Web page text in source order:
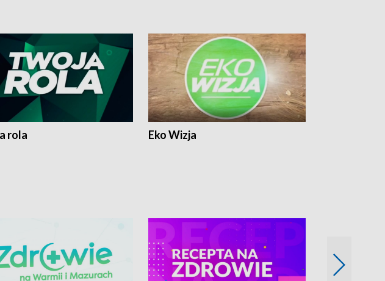
rola Eko Wizja